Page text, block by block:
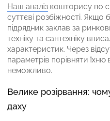
Наш аналіз кошторису по
суттєві розбіжності. Якщо
підрядник заклав за
техніку та сантехніку
характеристик. Через
параметрів порівняти їхню
неможливо.
Велике розірвання:
даху